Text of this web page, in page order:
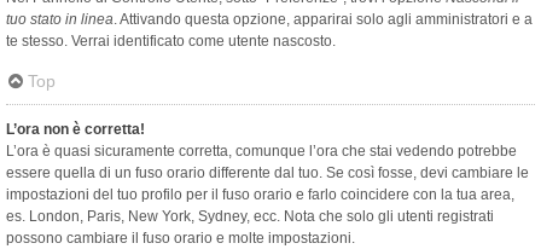
tuo stato in linea. Attivando questa opzione, apparirai solo agli amministratori e a
te stesso. Verrai identificato come utente nascosto.
Top
L’ora non è corretta!
L’ora è quasi sicuramente corretta, comunque l’ora che stai vedendo potrebbe
essere quella di un fuso orario differente dal tuo. Se così fosse, devi cambiare le
impostazioni del tuo profilo per il fuso orario e farlo coincidere con la tua area,
es. London, Paris, New York, Sydney, ecc. Nota che solo gli utenti registrati
possono cambiare il fuso orario e molte impostazioni.